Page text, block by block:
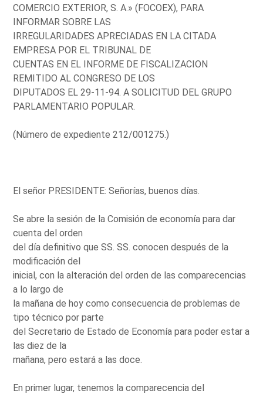
COMERCIO EXTERIOR, S. A.» (FOCOEX), PARA
INFORMAR SOBRE LAS
IRREGULARIDADES APRECIADAS EN LA CITADA
EMPRESA POR EL TRIBUNAL DE
CUENTAS EN EL INFORME DE FISCALIZACION
REMITIDO AL CONGRESO DE LOS
DIPUTADOS EL 29-11-94. A SOLICITUD DEL GRUPO
PARLAMENTARIO POPULAR.
(Número de expediente 212/001275.)
El señor PRESIDENTE: Señorías, buenos días.
Se abre la sesión de la Comisión de economía para dar
cuenta del orden
del día definitivo que SS. SS. conocen después de la
modificación del
inicial, con la alteración del orden de las comparecencias
a lo largo de
la mañana de hoy como consecuencia de problemas de
tipo técnico por parte
del Secretario de Estado de Economía para poder estar a
las diez de la
mañana, pero estará a las doce.
En primer lugar, tenemos la comparecencia del